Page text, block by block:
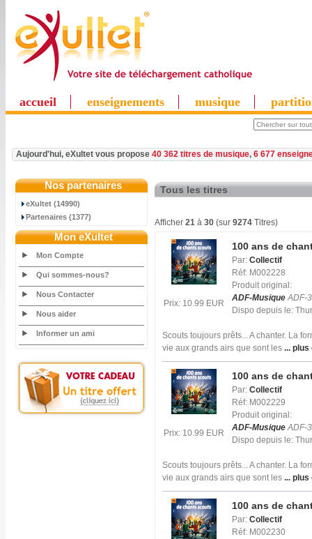
accueil enseignements musique
Aujourd'hui, eXultet vous propose 40 362 titres de musique, 6 677
Nos partenaires
eXultet (14990)
Partenaires (1377)
Mon eXultet
Mon Compte
Qui sommes-nous?
Nous Contacter
Nous aider
Informer un ami
Tous les titres
Afficher 21 à 30 (sur 9274 Titres)
Prix: 10.99 EUR
100 ans de
Par: Collectif
Réf: M002228
Produit original:
ADF-MusiqueADF-
Dispo depuis le:
Scouts toujours prêts... A chanter. La
vie aux grands airs que sont les ...
Prix: 10.99 EUR
100 ans de
Par: Collectif
Réf: M002229
Produit original:
ADF-MusiqueADF-
Dispo depuis le:
Scouts toujours prêts... A chanter. La
vie aux grands airs que sont les ...
100 ans de
Par: Collectif
Réf: M002230